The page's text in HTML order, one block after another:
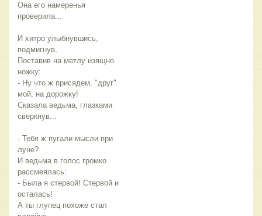
Она его намеренья
проверила...
И хитро улыбнувшись,
подмигнув,
Поставив на метлу изящно
ножку:
- Ну что ж присядем, "друг"
мой, на дорожку!
Сказала ведьма, глазками
сверкнув...
- Тебя ж пугали мысли при
луне?
И ведьма в голос громко
рассмеялась:
- Была я стервой! Стервой и
осталась!
А ты глупец похоже стал